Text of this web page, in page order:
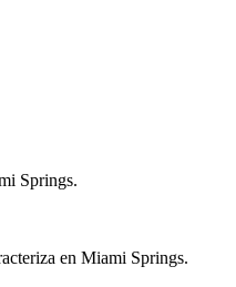
Springs.
en Miami Springs.